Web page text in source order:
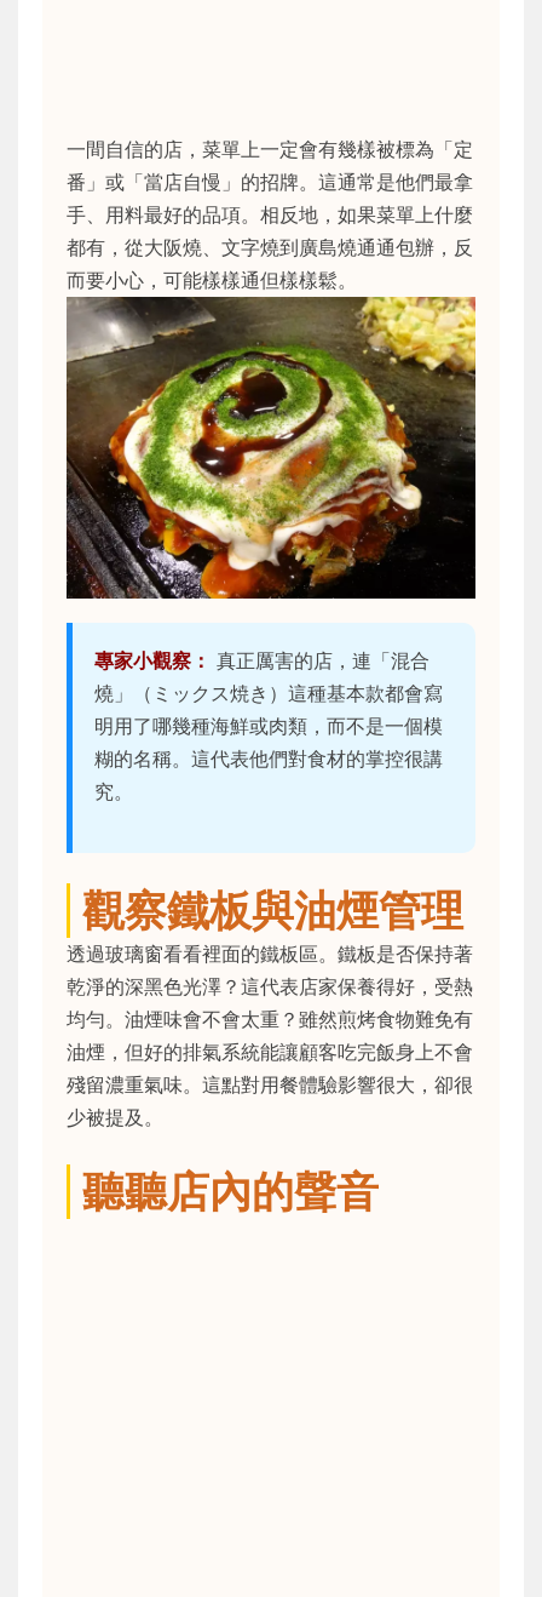
一間自信的店，菜單上一定會有幾樣被標為「定
番」或「當店自慢」的招牌。這通常是他們最拿
手、用料最好的品項。相反地，如果菜單上什麼
都有，從大阪燒、文字燒到廣島燒通通包辦，反
而要小心，可能樣樣通但樣樣鬆。
專家小觀察： 真正厲害的店，連「混合
燒」（ミックス焼き）這種基本款都會寫
明用了哪幾種海鮮或肉類，而不是一個模
糊的名稱。這代表他們對食材的掌控很講
究。
觀察鐵板與油煙管理
透過玻璃窗看看裡面的鐵板區。鐵板是否保持著
乾淨的深黑色光澤？這代表店家保養得好，受熱
均勻。油煙味會不會太重？雖然煎烤食物難免有
油煙，但好的排氣系統能讓顧客吃完飯身上不會
殘留濃重氣味。這點對用餐體驗影響很大，卻很
少被提及。
聽聽店內的聲音